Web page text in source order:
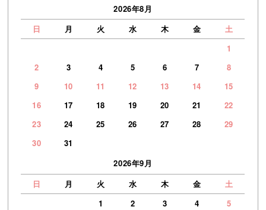
2026年8月
日
月 火 水 木 金
土
1
2
3 4 5 6 7
8
9
10 11 12 13 14
15
16
17 18 19 20 21
22
23
24 25 26 27 28
29
30
31
2026年9月
日
月 火 水 木 金
土
1
2 3 4
5